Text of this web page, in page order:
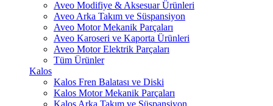
Aveo Modifiye & Aksesuar Ürünleri
Aveo Arka Takım ve Süspansiyon
Aveo Motor Mekanik Parçaları
Aveo Karoseri ve Kaporta Ürünleri
Aveo Motor Elektrik Parçaları
Tüm Ürünler
Kalos
Kalos Fren Balatası ve Diski
Kalos Motor Mekanik Parçaları
Kalos Arka Takım ve Süspansiyon